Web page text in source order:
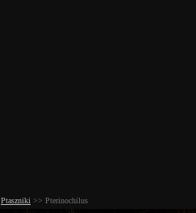
Ptaszniki >> Pterinochilus